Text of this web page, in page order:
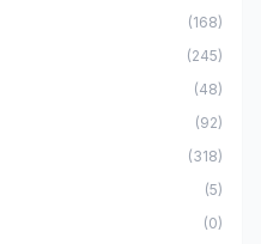
(168)
(245)
(48)
(92)
(318)
(5)
(0)